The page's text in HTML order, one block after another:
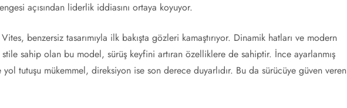
açısından liderlik iddiasını ortaya koyuyor.
benzersiz tasarımıyla ilk bakışta gözleri kamaştırıyor. Dinamik hatları ve modern
sahip olan bu model, sürüş keyfini artıran özelliklere de sahiptir. İnce ayarlanmış
yol tutuşu mükemmel, direksiyon ise son derece duyarlıdır. Bu da sürücüye güven veren